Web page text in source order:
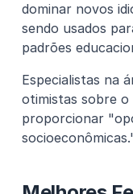
dominar novos
sendo usados
padrões
Especialistas na
otimistas sobre o
proporcionar